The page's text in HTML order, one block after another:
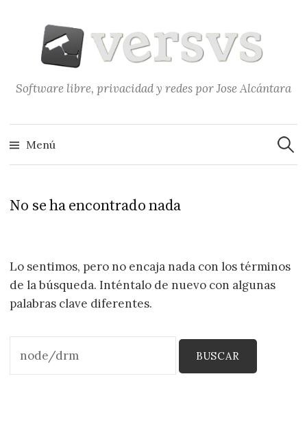
contenido
Software libre, privacidad y redes por Jose Alcántara
Menú
No se ha encontrado nada
Lo sentimos, pero no encaja nada con los términos
de la búsqueda. Inténtalo de nuevo con algunas
palabras clave diferentes.
Buscar: